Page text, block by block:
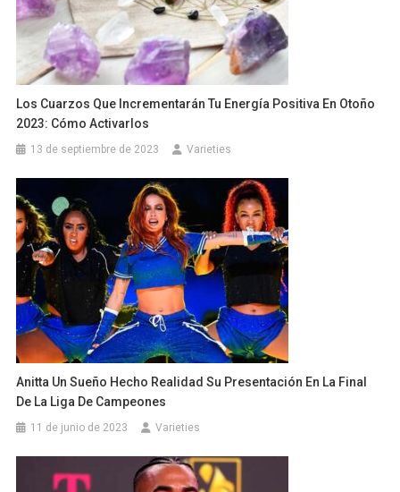
Los Cuarzos Que Incrementarán Tu Energía Positiva En Otoño
2023: Cómo Activarlos
13 de septiembre de 2023 Varieties
Anitta Un Sueño Hecho Realidad Su Presentación En La Final
De La Liga De Campeones
11 de junio de 2023 Varieties